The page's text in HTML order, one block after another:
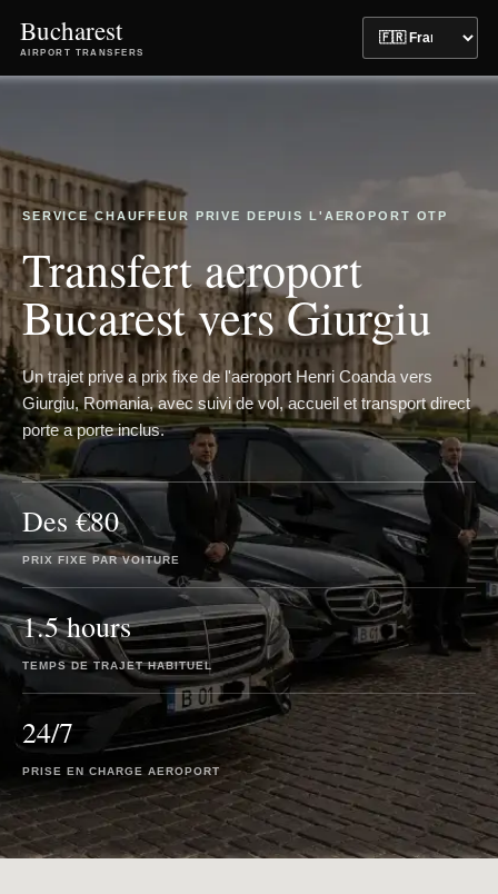
Bucharest
AIRPORT TRANSFERS
SERVICE CHAUFFEUR PRIVE DEPUIS L'AEROPORT OTP
Transfert aeroport
Bucarest vers Giurgiu
Un trajet prive a prix fixe de l'aeroport Henri Coanda vers
Giurgiu, Romania, avec suivi de vol, accueil et transport direct
porte a porte inclus.
Des €80
PRIX FIXE PAR VOITURE
1.5 hours
TEMPS DE TRAJET HABITUEL
24/7
PRISE EN CHARGE AEROPORT